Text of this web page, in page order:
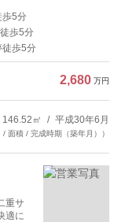
歩5分
歩5分
徒歩5分
2,680 万円
㎡ 平成30年6月
/ 面積 / 完成時期（築年月））
重サ
適に